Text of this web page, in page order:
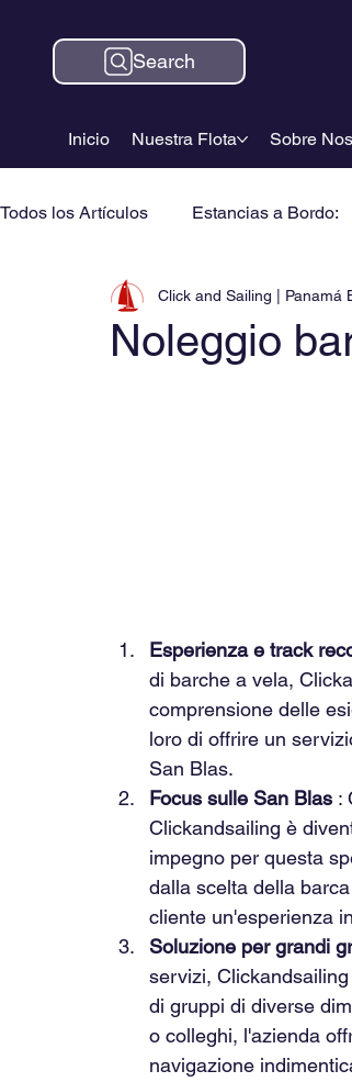
Inicio Nuestra Flota Sobre
Search
Todos los Artículos Estancias a Bordo:
Noleggio
Click and Sailing | Panamá
Esperienza e track
di barche a vela,
comprensione delle
loro di offrire un
San Blas.
Focus sulle San Blas :
Clickandsailing è
impegno per questa
dalla scelta della
cliente un'esperienza
Soluzione per grandi
servizi,
di gruppi di diverse
o colleghi, l'azienda
navigazione